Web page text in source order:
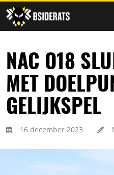
NAC O18
MET
GELIJKSPEL
16 december 2023